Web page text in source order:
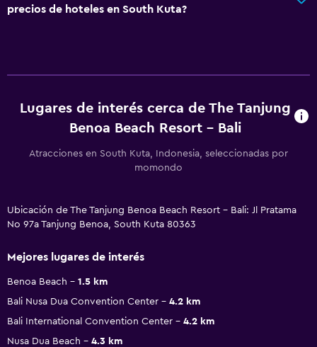
precios de hoteles en South Kuta?
Lugares de interés cerca de The Tanjung
Benoa Beach Resort - Bali
Atracciones en South Kuta, Indonesia, seleccionadas por
momondo
Ubicación de The Tanjung Benoa Beach Resort - Bali: Jl Pratama
No 97a Tanjung Benoa, South Kuta 80363
Mejores lugares de interés
Benoa Beach
1.5 km
Bali Nusa Dua Convention Center
4.2 km
Bali International Convention Center
4.2 km
Nusa Dua Beach
4.3 km